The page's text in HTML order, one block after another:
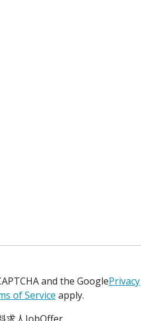
and the GooglePrivacy
of Service apply.